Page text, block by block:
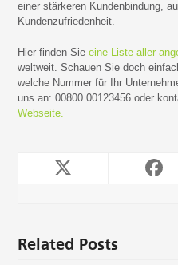
einer stärkeren Kundenbindung,
Kundenzufriedenheit.
Hier finden Sieeine Liste aller
weltweit. Schauen Sie doch
welche Nummer für Ihr
uns an: 00800 00123456 oder
Webseite.
Related Posts